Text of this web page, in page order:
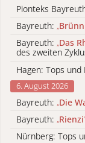
Pionteks
Bayreuth: „
Bayreuth: „Das
des zweiten
Hagen: Tops und
6. August 2026
Bayreuth: „Die
Bayreuth: „Rienzi
Nürnberg: Tops